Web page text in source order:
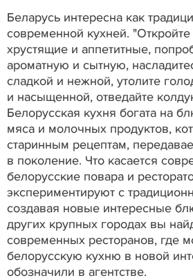
Беларусь интересна как
современной кухней.
хрустящие и аппетитные,
ароматную и сытную,
сладкой и нежной, утолите
и насыщенной, отведайте
Белорусская кухня богата на
мяса и молочных продуктов,
старинным рецептам,
в поколение. Что касается
белорусские повара и
экспериментируют с
создавая новые интересные
других крупных городах вы
современных ресторанов, где
белорусскую кухню в новой
обозначили в агентстве.